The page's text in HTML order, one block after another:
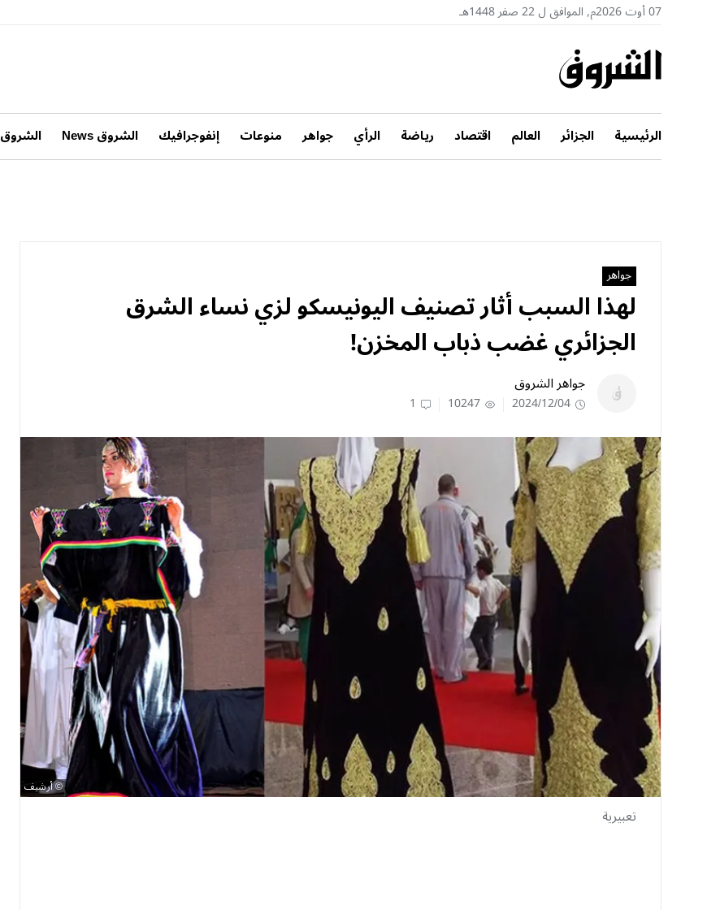
07 أوت 2026م, الموافق ل 22 صفر 1448هـ
الرئيسية الجزائر العالم اقتصاد رياضة الرأي جواهر منوعات إنفوجرافيك الشروق News الشروق TV
جواهر
لهذا السبب أثار تصنيف اليونيسكو لزي نساء الشرق
الجزائري غضب ذباب المخزن!
جواهر الشروق
2024/12/04
10247
1
أرشيف
تعبيرية